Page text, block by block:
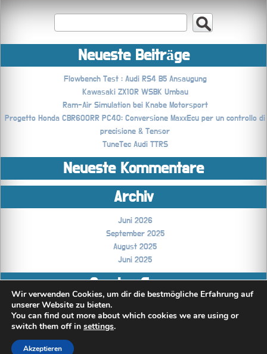
Neueste Beiträge
Flowbench Test : Audi RS4 B5 Ansaugung
Kawasaki ZX10R WSBK Umbau
Ram-Air Simulation bei Knabe Motorsport
Progetto Honda CBR600RR PC40: Conversione MaxxEcu per un controllo di
precisione & Tensor
TuneTec Audi TTRS
Neueste Kommentare
Archiv
Juni 2026
September 2025
August 2025
Juni 2025
Coming Soon..
Wir verwenden Cookies, um dir die bestmögliche Erfahrung auf
unserer Website zu bieten.
You can find out more about which cookies we are using or
switch them off in settings.
Akzeptieren